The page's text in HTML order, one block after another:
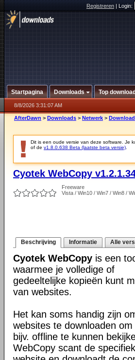
Registreren|Login:
Startpagina Downloads Top
8/8/2026 3:31:07 AM
AfterDawn > Downloads > Netwerk >
Dit is een oude versie van deze software. Je
of de v1.8.0.638 Beta (laatste beta versie)
Cyotek WebCopy
Freeware
Vista / Win10 / Win7 / Win8 /
Beschrijving Informatie Alle
Cyotek WebCopy is een
waarmee je volledige of
gedeeltelijke kopieën kunt
van websites.
Het kan soms handig zijn
websites te downloaden om
bijv. offline te kunnen
WebCopy scant de